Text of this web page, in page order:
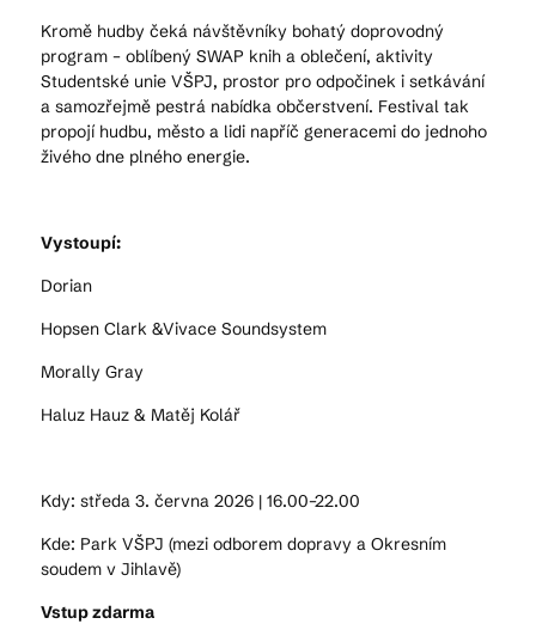
Kromě hudby čeká návštěvníky bohatý doprovodný
program – oblíbený SWAP knih a oblečení, aktivity
Studentské unie VŠPJ, prostor pro odpočinek i setkávání
a samozřejmě pestrá nabídka občerstvení. Festival tak
propojí hudbu, město a lidi napříč generacemi do jednoho
živého dne plného energie.
Vystoupí:
Dorian
Hopsen Clark &Vivace Soundsystem
Morally Gray
Haluz Hauz & Matěj Kolář
Kdy: středa 3. června 2026 | 16.00–22.00
Kde: Park VŠPJ (mezi odborem dopravy a Okresním
soudem v Jihlavě)
Vstup zdarma